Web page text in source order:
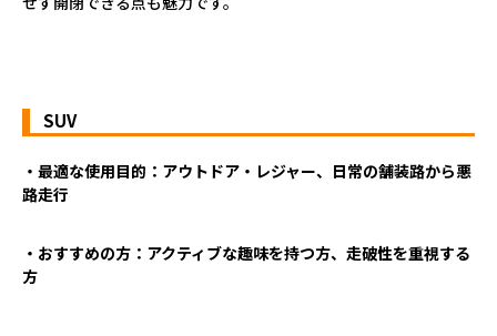
SUV
・最適な使用目的：アウトドア・レジャー、日常の舗装路から悪
路走行
・おすすめの方：アクティブな趣味を持つ方、走破性を重視する
方